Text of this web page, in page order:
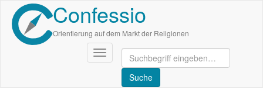
Direkt
zum
Inhalt
Confessio
Orientierung auf dem Markt der Religionen
Navigation
aktivieren/deaktivieren